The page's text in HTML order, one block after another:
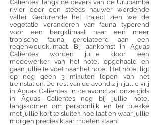
Calientes, langs de oevers van de Urubamba
rivier door een steeds nauwer wordende
vallei. Gedurende het traject zien we de
vegetatie veranderen van fauna typerend
voor een bergklimaat naar een meer
tropische fauna gerelateerd aan een
regenwoudklimaat. Bij aankomst in Aguas
Calientes worden jullie door een
medewerker van het hotel opgehaald en
gaan jullie te voet naar het hotel. Het hotel ligt
op nog geen 3 minuten lopen van het
treinstation. De rest van de avond zijn jullie vrij
in Aguas Calientes. In de avond zal onze gids
in Aguas Calientes nog bij jullie hotel
langskomen om persoonlijk en ter plekke
met jullie kort te sluiten hoe laat en waar jullie
morgen precies klaar moeten staan.